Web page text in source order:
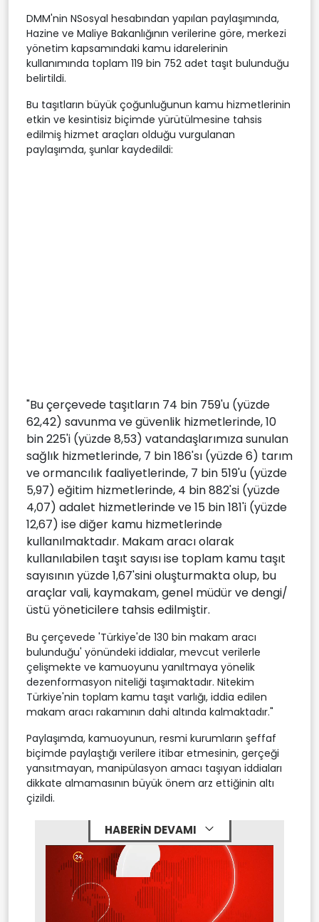
DMM'nin NSosyal hesabından yapılan paylaşımında,
Hazine ve Maliye Bakanlığının verilerine göre, merkezi
yönetim kapsamındaki kamu idarelerinin
kullanımında toplam 119 bin 752 adet taşıt bulunduğu
belirtildi.
Bu taşıtların büyük çoğunluğunun kamu hizmetlerinin
etkin ve kesintisiz biçimde yürütülmesine tahsis
edilmiş hizmet araçları olduğu vurgulanan
paylaşımda, şunlar kaydedildi:
"Bu çerçevede taşıtların 74 bin 759'u (yüzde
62,42) savunma ve güvenlik hizmetlerinde, 10
bin 225'i (yüzde 8,53) vatandaşlarımıza sunulan
sağlık hizmetlerinde, 7 bin 186'sı (yüzde 6) tarım
ve ormancılık faaliyetlerinde, 7 bin 519'u (yüzde
5,97) eğitim hizmetlerinde, 4 bin 882'si (yüzde
4,07) adalet hizmetlerinde ve 15 bin 181'i (yüzde
12,67) ise diğer kamu hizmetlerinde
kullanılmaktadır. Makam aracı olarak
kullanılabilen taşıt sayısı ise toplam kamu taşıt
sayısının yüzde 1,67'sini oluşturmakta olup, bu
araçlar vali, kaymakam, genel müdür ve dengi/
üstü yöneticilere tahsis edilmiştir.
Bu çerçevede 'Türkiye'de 130 bin makam aracı
bulunduğu' yönündeki iddialar, mevcut verilerle
çelişmekte ve kamuoyunu yanıltmaya yönelik
dezenformasyon niteliği taşımaktadır. Nitekim
Türkiye'nin toplam kamu taşıt varlığı, iddia edilen
makam aracı rakamının dahi altında kalmaktadır."
Paylaşımda, kamuoyunun, resmi kurumların şeffaf
biçimde paylaştığı verilere itibar etmesinin, gerçeği
yansıtmayan, manipülasyon amacı taşıyan iddiaları
dikkate almamasının büyük önem arz ettiğinin altı
çizildi.
HABERİN DEVAMI